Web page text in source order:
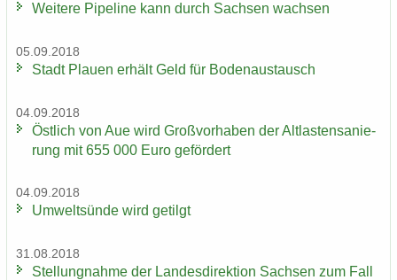
Wei­te­re Pipe­line kann durch Sach­sen wach­sen
05.09.2018
Stadt Plau­en er­hält Geld für Bo­den­aus­tausch
04.09.2018
Öst­lich von Aue wird Groß­vor­ha­ben der Alt­las­ten­sa­nie­
rung mit 655 000 Euro ge­för­dert
04.09.2018
Um­welt­sün­de wird ge­tilgt
31.08.2018
Stel­lung­nah­me der Lan­des­di­rek­ti­on Sach­sen zum Fall